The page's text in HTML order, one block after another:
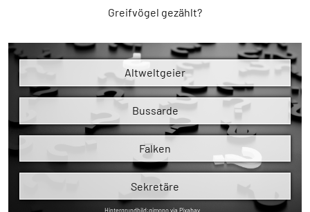
Greifvögel gezählt?
Altweltgeier
Bussarde
Falken
Sekretäre
Hintergrundbild:qimono via Pixabay